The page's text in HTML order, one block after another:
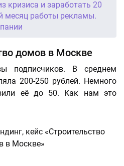
кризиса и заработать 20
месяц работы рекламы.
домов в Москве
подписчиков. В среднем
200-250 рублей. Немного
её до 50. Как нам это